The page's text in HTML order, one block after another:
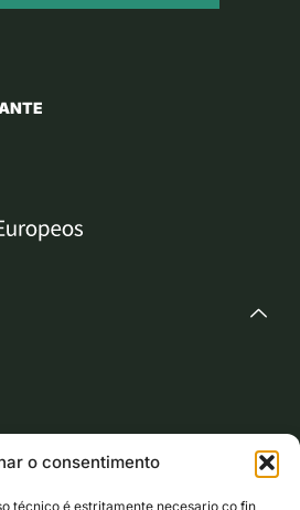
o consentimento
técnico é estritamente necesario co fin